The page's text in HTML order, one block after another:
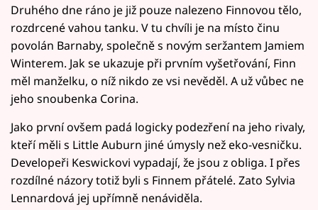
Druhého dne ráno je již pouze nalezeno Finnovou tělo,
rozdrcené vahou tanku. V tu chvíli je na místo činu
povolán Barnaby, společně s novým seržantem Jamiem
Winterem. Jak se ukazuje při prvním vyšetřování, Finn
měl manželku, o níž nikdo ze vsi nevěděl. A už vůbec ne
jeho snoubenka Corina.
Jako první ovšem padá logicky podezření na jeho rivaly,
kteří měli s Little Auburn jiné úmysly než eko-vesničku.
Developeři Keswickovi vypadají, že jsou z obliga. I přes
rozdílné názory totiž byli s Finnem přátelé. Zato Sylvia
Lennardová jej upřímně nenáviděla.